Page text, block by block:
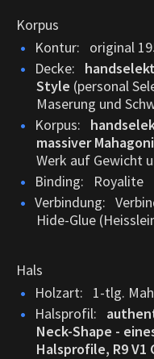
Korpus
Kontur: original
Decke:
Style (personal
Maserung und
Korpus:
massiver Mahagoni
Werk auf Gewicht
Binding: Royalite
Verbindung:
Hide-Glue
Hals
Holzart: 1-tlg.
Halsprofil:
Neck-Shape -
Halsprofile, R9 V1